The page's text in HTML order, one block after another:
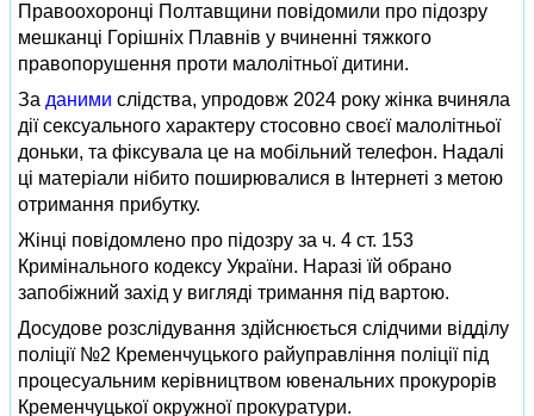
Правоохоронці Полтавщини повідомили про підозру
мешканці Горішніх Плавнів у вчиненні тяжкого
правопорушення проти малолітньої дитини.
За даними слідства, упродовж 2024 року жінка вчиняла
дії сексуального характеру стосовно своєї малолітньої
доньки, та фіксувала це на мобільний телефон. Надалі
ці матеріали нібито поширювалися в Інтернеті з метою
отримання прибутку.
Жінці повідомлено про підозру за ч. 4 ст. 153
Кримінального кодексу України. Наразі їй обрано
запобіжний захід у вигляді тримання під вартою.
Досудове розслідування здійснюється слідчими відділу
поліції №2 Кременчуцького райуправління поліції під
процесуальним керівництвом ювенальних прокурорів
Кременчуцької окружної прокуратури.